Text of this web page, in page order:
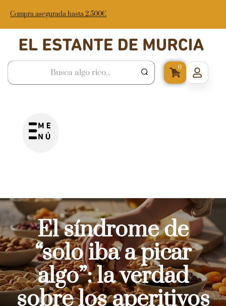
Compra asegurada hasta 2.500€
0
El síndrome de
“solo iba a picar
algo”: la verdad
sobre los aperitivos